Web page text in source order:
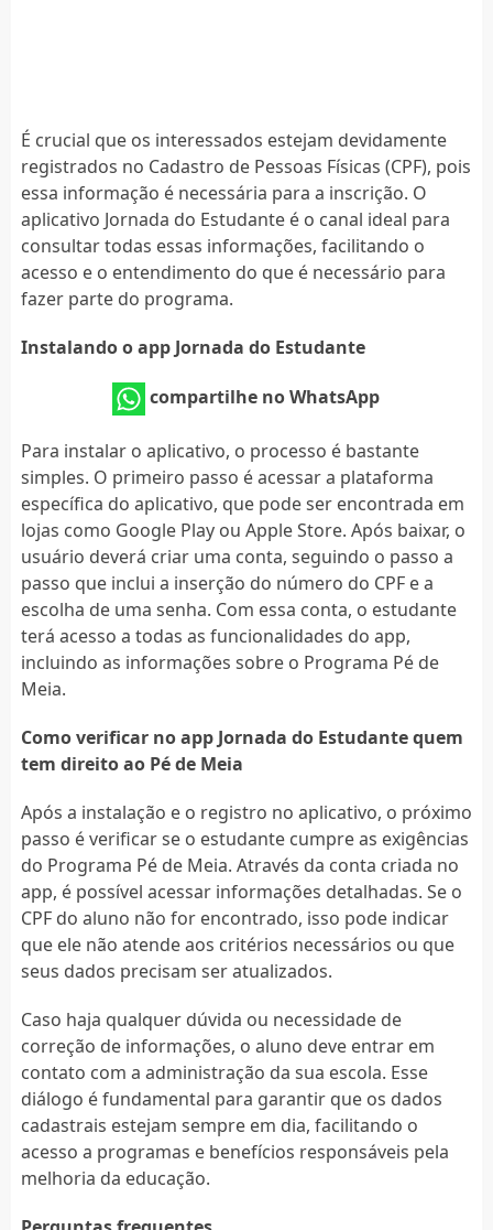
É crucial que os interessados estejam devidamente
registrados no Cadastro de Pessoas Físicas (CPF), pois
essa informação é necessária para a inscrição. O
aplicativo Jornada do Estudante é o canal ideal para
consultar todas essas informações, facilitando o
acesso e o entendimento do que é necessário para
fazer parte do programa.
Instalando o app Jornada do Estudante
compartilhe no WhatsApp
Para instalar o aplicativo, o processo é bastante
simples. O primeiro passo é acessar a plataforma
específica do aplicativo, que pode ser encontrada em
lojas como Google Play ou Apple Store. Após baixar, o
usuário deverá criar uma conta, seguindo o passo a
passo que inclui a inserção do número do CPF e a
escolha de uma senha. Com essa conta, o estudante
terá acesso a todas as funcionalidades do app,
incluindo as informações sobre o Programa Pé de
Meia.
Como verificar no app Jornada do Estudante quem
tem direito ao Pé de Meia
Após a instalação e o registro no aplicativo, o próximo
passo é verificar se o estudante cumpre as exigências
do Programa Pé de Meia. Através da conta criada no
app, é possível acessar informações detalhadas. Se o
CPF do aluno não for encontrado, isso pode indicar
que ele não atende aos critérios necessários ou que
seus dados precisam ser atualizados.
Caso haja qualquer dúvida ou necessidade de
correção de informações, o aluno deve entrar em
contato com a administração da sua escola. Esse
diálogo é fundamental para garantir que os dados
cadastrais estejam sempre em dia, facilitando o
acesso a programas e benefícios responsáveis pela
melhoria da educação.